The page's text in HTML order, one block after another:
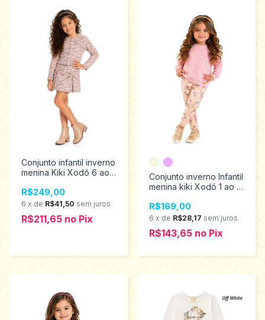
Conjunto infantil inverno
menina Kiki Xodó 6 ao
R$249,00
6 x de R$41,50 sem juros
R$211,65 no Pix
Conjunto inverno Infantil
menina kiki Xodó 1 ao 4
R$169,00
6 x de R$28,17 sem juros
R$143,65 no Pix